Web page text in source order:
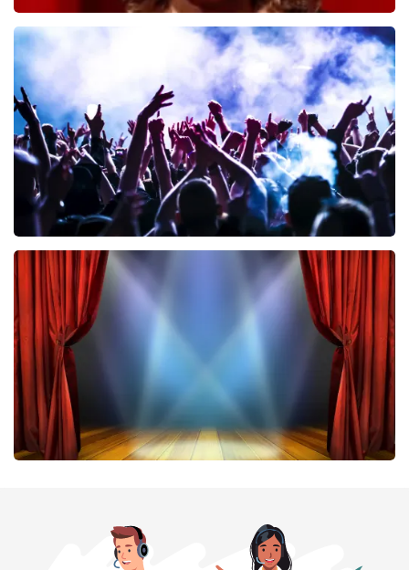
Esther van der Voort
BESTEL NU
Megadeth
383 laatste 30 minuten
BESTEL NU
BESTEL NU